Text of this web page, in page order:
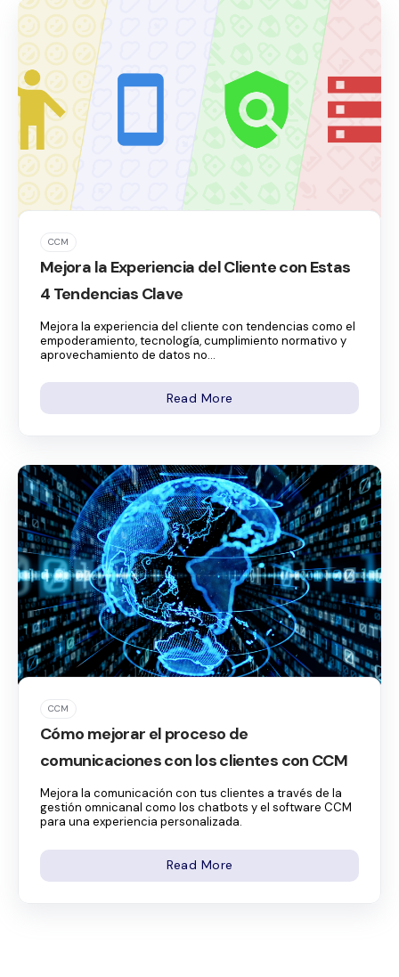
CCM
Mejora la Experiencia del Cliente con Estas
4 Tendencias Clave
Mejora la experiencia del cliente con tendencias como el
empoderamiento, tecnología, cumplimiento normativo y
aprovechamiento de datos no...
Read More
CCM
Cómo mejorar el proceso de
comunicaciones con los clientes con CCM
Mejora la comunicación con tus clientes a través de la
gestión omnicanal como los chatbots y el software CCM
para una experiencia personalizada.
Read More